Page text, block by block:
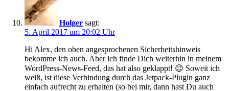
Holger sagt:
5. April 2017 um 20:02 Uhr
Hi Alex, den oben angesprochenen Sicherheitshinweis
bekomme ich auch. Aber ich finde Dich weiterhin in meinem
WordPress-News-Feed, das hat also geklappt! 😉 Soweit ich
weiß, ist diese Verbindung durch das Jetpack-Plugin ganz
einfach aufrecht zu erhalten (so bei mir, dann hast Du auch